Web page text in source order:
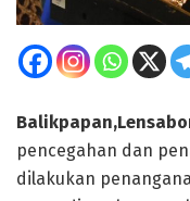
pencegahan dan
dilakukan